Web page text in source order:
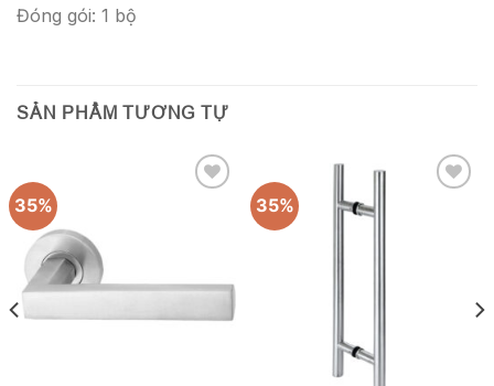
Đóng gói: 1 bộ
SẢN PHẨM TƯƠNG TỰ
35% 35%